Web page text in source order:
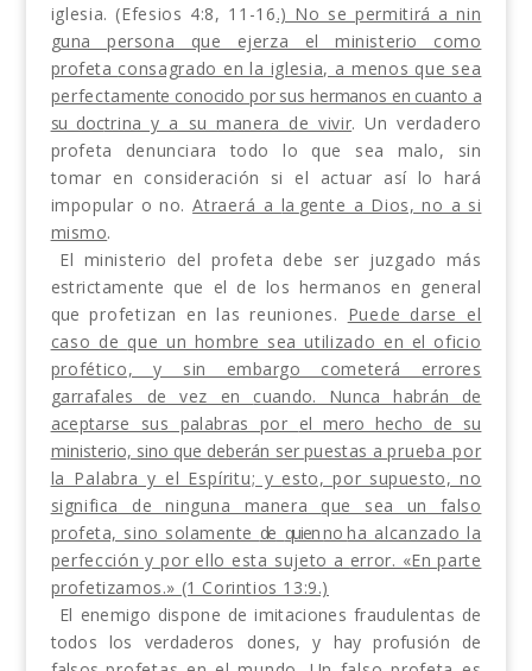
iglesia. (Efesios 4:8, 11-16.) No se permitirá a nin­
guna persona que ejerza el ministerio como
profeta consagrado en la iglesia, a menos que sea
perfecta­mente conocido por sus hermanos en cuanto a
su doc­trina y a su manera de vivir. Un verdadero
profeta denunciara todo lo que sea malo, sin
tomar en con­sideración si el actuar así lo hará
impopular o no.Atraerá ala gente a Dios, no a si
mismo.
El ministerio del profeta debe ser juzgado más
estrictamente que el de los hermanos en general
queprofetizan en las reuniones. Puede darse el
caso de que un hombre sea utilizado en el oficio
profético,y sin embargo cometerá errores
garrafales de vez en cuando. Nunca habrán de
aceptarse sus palabras por el mero hecho de su
ministerio, sino que deberán ser puestas aprueba por
la Palabra y el Espíritu; y esto, por supuesto, no
significa de ninguna manera que sea un falso
profeta, sino solamente de quiennoha alcanzado la
perfección y por ello esta sujeto a error. «En parte
profetizamos.» (1 Corintios 13:9.)
El enemigo dispone de imitaciones fraudulentas de
todos los verdaderos dones, y hay profusión de